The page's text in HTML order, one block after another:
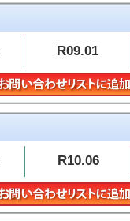
R09.01
R10.06